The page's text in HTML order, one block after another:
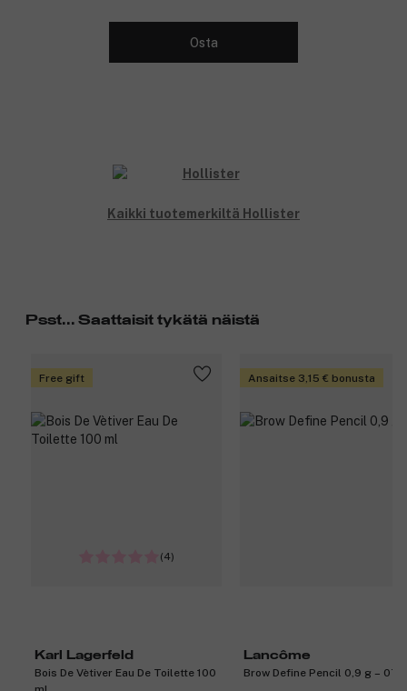
Osta
Kaikki tuotemerkiltä Hollister
Psst... Saattaisit tykätä näistä
Free gift
(4)
Karl Lagerfeld
Bois De Vètiver Eau De Toilette 100
Ansaitse 3,15 € bonusta
Lancôme
Brow Define Pencil 0,9 g – 07